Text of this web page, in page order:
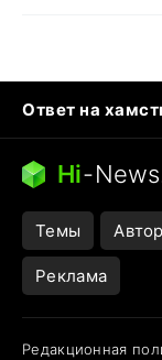
Ответ на
Бензин 100 vs
Следующая
Hi-
Темы
Реклама
Редакционная